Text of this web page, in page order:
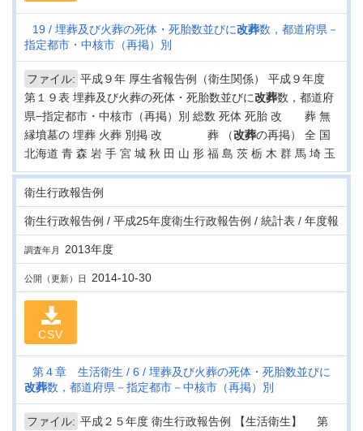
19 埋葬及び火葬の死体・死胎数並びに改葬数，都道府県－
指定都市・中核市（再掲）別
ファイル: 平成９年 厚生省報告例（衛生関係） 平成９年度
第１９表 埋葬及び火葬の死体・死胎数並びに改葬数，都道府
県−指定都市・中核市（再掲）別 総数 死体 死胎 改 葬 無
縁墳墓の 埋葬 火葬 別掲 改 葬 （改葬の再掲） 全 国
北海道 青 森 岩 手 宮 城 秋 田 山 形 福 島 茨 栃 木 群 馬 埼 玉
衛生行政報告例
衛生行政報告例 / 平成25年度衛生行政報告例 / 統計表 / 年度報
調査年月 2013年度
公開（更新）日 2014-10-30
CSV
第４章 生活衛生 6
埋葬及び火葬の死体・死胎数並びに
改葬数，都道府県－指定都市－中核市（再掲）別
ファイル: 平成２５年度 衛生行政報告例 【生活衛生】 第